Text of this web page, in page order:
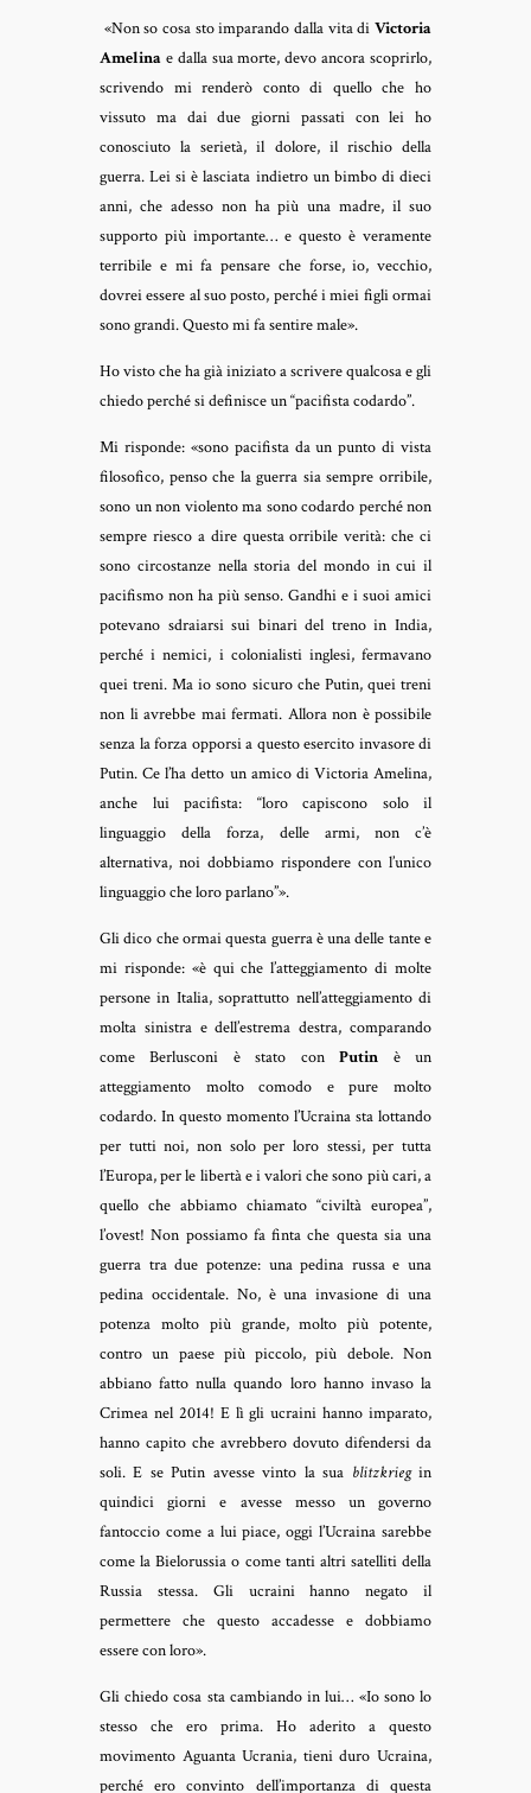
«Non so cosa sto imparando dalla vita di Victoria
Amelina e dalla sua morte, devo ancora scoprirlo,
scrivendo mi renderò conto di quello che ho
vissuto ma dai due giorni passati con lei ho
conosciuto la serietà, il dolore, il rischio della
guerra. Lei si è lasciata indietro un bimbo di dieci
anni, che adesso non ha più una madre, il suo
supporto più importante… e questo è veramente
terribile e mi fa pensare che forse, io, vecchio,
dovrei essere al suo posto, perché i miei figli ormai
sono grandi. Questo mi fa sentire male».
Ho visto che ha già iniziato a scrivere qualcosa e gli
chiedo perché si definisce un “pacifista codardo”.
Mi risponde: «sono pacifista da un punto di vista
filosofico, penso che la guerra sia sempre orribile,
sono un non violento ma sono codardo perché non
sempre riesco a dire questa orribile verità: che ci
sono circostanze nella storia del mondo in cui il
pacifismo non ha più senso. Gandhi e i suoi amici
potevano sdraiarsi sui binari del treno in India,
perché i nemici, i colonialisti inglesi, fermavano
quei treni. Ma io sono sicuro che Putin, quei treni
non li avrebbe mai fermati. Allora non è possibile
senza la forza opporsi a questo esercito invasore di
Putin. Ce l’ha detto un amico di Victoria Amelina,
anche lui pacifista: “loro capiscono solo il
linguaggio della forza, delle armi, non c’è
alternativa, noi dobbiamo rispondere con l’unico
linguaggio che loro parlano”».
Gli dico che ormai questa guerra è una delle tante e
mi risponde: «è qui che l’atteggiamento di molte
persone in Italia, soprattutto nell’atteggiamento di
molta sinistra e dell’estrema destra, comparando
come Berlusconi è stato conPutin è un
atteggiamento molto comodo e pure molto
codardo. In questo momento l’Ucraina sta lottando
per tutti noi, non solo per loro stessi, per tutta
l’Europa, per le libertà e i valori che sono più cari, a
quello che abbiamo chiamato “civiltà europea”,
l’ovest! Non possiamo fa finta che questa sia una
guerra tra due potenze: una pedina russa e una
pedina occidentale. No, è una invasione di una
potenza molto più grande, molto più potente,
contro un paese più piccolo, più debole. Non
abbiano fatto nulla quando loro hanno invaso la
Crimea nel 2014! E lì gli ucraini hanno imparato,
hanno capito che avrebbero dovuto difendersi da
soli. E se Putin avesse vinto la sua blitzkriegin
quindici giorni e avesse messo un governo
fantoccio come a lui piace, oggi l’Ucraina sarebbe
come la Bielorussia o come tanti altri satelliti della
Russia stessa. Gli ucraini hanno negato il
permettere che questo accadesse e dobbiamo
essere con loro».
Gli chiedo cosa sta cambiando in lui… «Io sono lo
stesso che ero prima. Ho aderito a questo
movimento Aguanta Ucrania, tieni duro Ucraina,
perché ero convinto dell’importanza di questa